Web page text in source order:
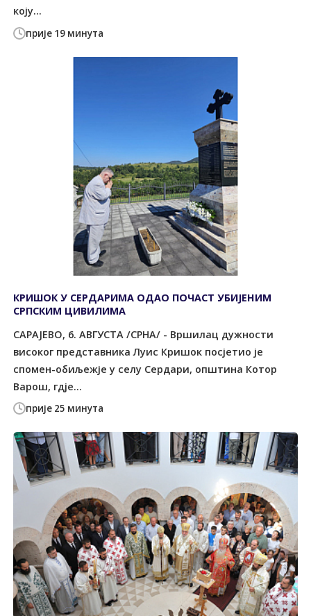
прије 19 минута
коју...
прије 25 минута
КРИШОК У СЕРДАРИМА ОДАО ПОЧАСТ УБИЈЕНИМ
СРПСКИМ ЦИВИЛИМА
САРАЈЕВО, 6. АВГУСТА /СРНА/ - Вршилац дужности
високог представника Луис Кришок посјетио је
спомен-обиљежје у селу Сердари, општина Котор
Варош, гдје...